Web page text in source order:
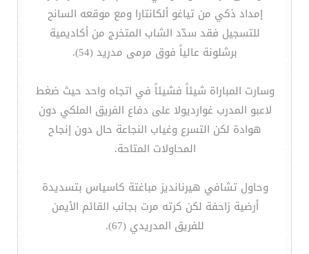
إمداد ذكي من تياغو ألكانتارا ومع موقعه السانح
للتسجيل فقد سدّد الشاب المتخرج من أكاديمية
برشلونة عالياً فوق مرمى مدريد (54).
وسارت المباراة شيئاً فشيئاً في اتجاه واحد حيث ضغط
لاعبو المدرب غوارديولا على دفاع الفريق الملكي دون
هوادة لكن التسرع وغياب النجاعة حال دون إنجاح
المحاولات المتاحة.
وحاول تشافي هيرنانديز مباغتة كاسياس بتسديدة
أرضية زاحفة لكن كرته مرت بجانب القائم الأيمن
للفريق المدريدي (67).